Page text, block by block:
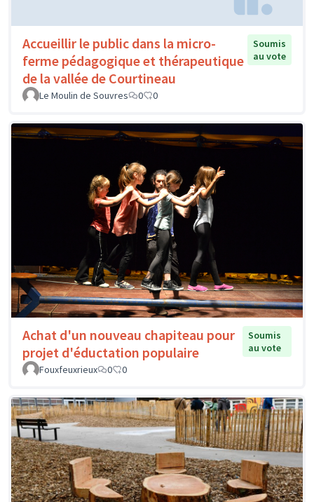
Accueillir le public dans la micro-
ferme pédagogique et thérapeutique
de la vallée de Courtineau
Soumis
au vote
Le Moulin de Souvres 0 0
Achat d'un nouveau chapiteau pour
projet d'éductation populaire
Soumis
au vote
Fouxfeuxrieux
0 0